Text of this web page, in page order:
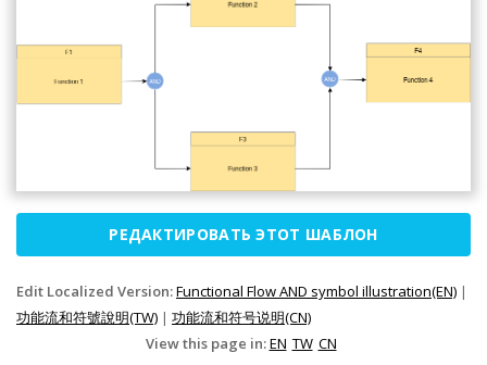
РЕДАКТИРОВАТЬ ЭТОТ ШАБЛОН
Edit Localized Version:Functional Flow AND symbol illustration(EN) |
功能流和符號說明(TW) | 功能流和符号说明(CN)
View this page in:EN TW CN